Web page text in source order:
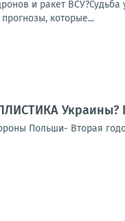
и ракет
которые...
Украины?
Польши- Вторая